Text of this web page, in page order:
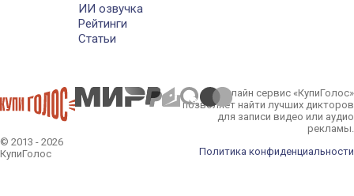
ИИ озвучка
Рейтинги
Статьи
© 2013 - 2026
КупиГолос
Онлайн сервис «КупиГолос»
позволяет найти лучших дикторов
для записи видео или аудио
рекламы.
Политика конфиденциальности